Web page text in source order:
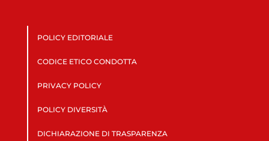
POLICY EDITORIALE
CODICE ETICO CONDOTTA
PRIVACY POLICY
POLICY DIVERSITÀ
DICHIARAZIONE DI TRASPARENZA